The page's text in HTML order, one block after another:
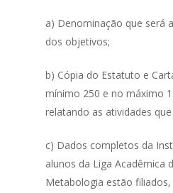
a) Denominação que será
dos objetivos;
b) Cópia do Estatuto e
mínimo 250 e no máximo
relatando as atividades
c) Dados completos da
alunos da Liga Acadêmica
Metabologia estão